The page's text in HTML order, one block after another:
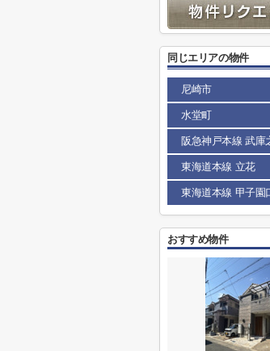
同じエリアの物件
尼崎市
水堂町
阪急神戸本線 武庫
東海道本線 立花
東海道本線 甲子園
おすすめ物件